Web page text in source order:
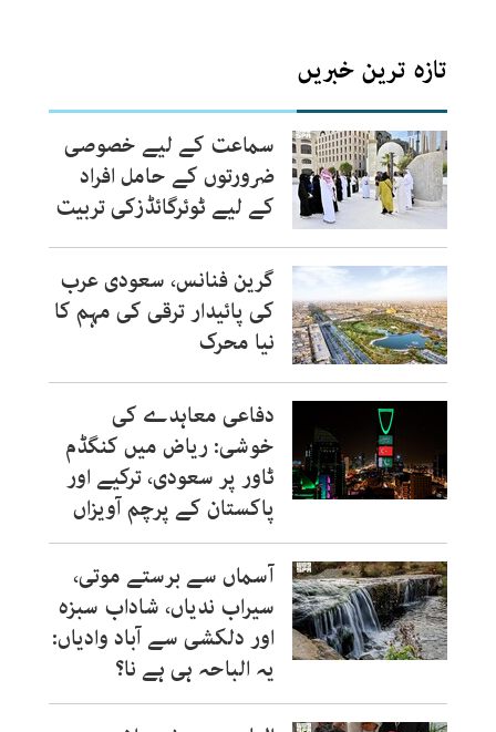
تازہ ترین خبریں
سماعت کے لیے خصوصی
ضرورتوں کے حامل افراد
کے لیے ٹوئرگائڈزکی تربیت
گرین فنانس، سعودی عرب
کی پائیدار ترقی کی مہم کا
نیا محرک
دفاعی معاہدے کی
خوشی: ریاض میں کنگڈم
ٹاور پر سعودی، ترکیے اور
پاکستان کے پرچم آویزاں
آسماں سے برستے موتی،
سیراب ندیاں، شاداب سبزہ
اور دلکشی سے آباد وادیاں:
یہ الباحہ ہی ہے نا؟